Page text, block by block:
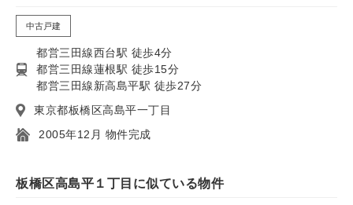
中古戸建
都営三田線西台駅 徒歩4分
都営三田線蓮根駅 徒歩15分
都営三田線新高島平駅 徒歩27分
東京都板橋区高島平一丁目
2005年12月 物件完成
板橋区高島平１丁目に似ている物件